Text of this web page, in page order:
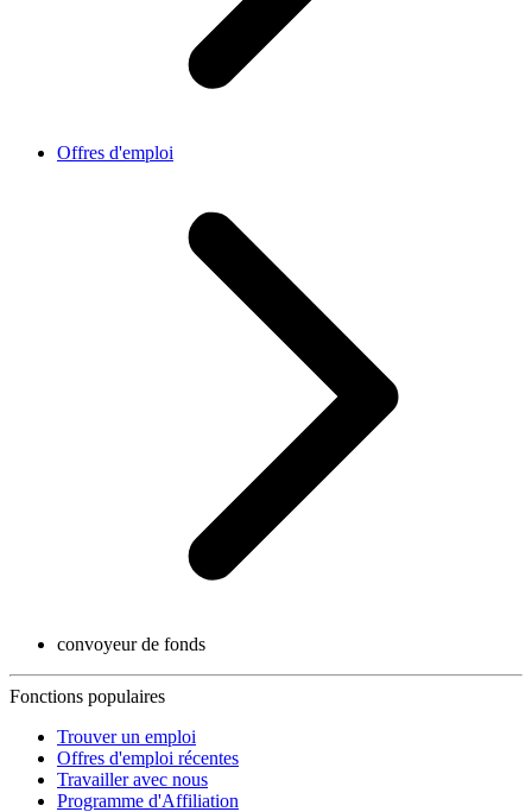
Offres d'emploi
convoyeur de fonds
Fonctions populaires
Trouver un emploi
Offres d'emploi récentes
Travailler avec nous
Programme d'Affiliation